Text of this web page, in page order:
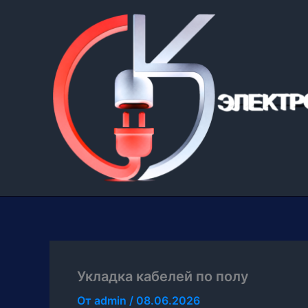
содержимому
Укладка кабелей по полу
От admin / 08.06.2026